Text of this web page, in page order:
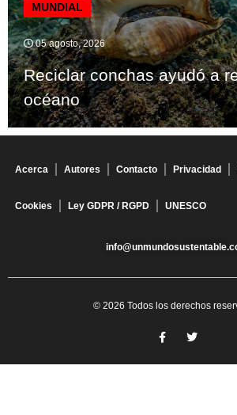
MUNDIAL
05 agosto, 2026
Reciclar conchas ayudó a
océano
Acerca Autores Contacto Privacidad
Cookies Ley GDPR / RGPD UNESCO
© 2026 Todos los derechos